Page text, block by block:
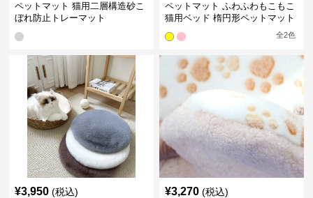
ペットマット 猫用二層構造砂こ
ぼれ防止トレーマット
ペットマット ふわふわもこもこ
猫用ベッド 楕円形ペットマット
全2色
¥3,950 (税込) ¥3,270 (税込)